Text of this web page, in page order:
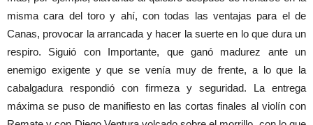
misma cara del toro y ahí, con todas las ventajas para el de
Canas, provocar la arrancada y hacer la suerte en lo que dura un
respiro. Siguió con Importante, que ganó madurez ante un
enemigo exigente y que se venía muy de frente, a lo que la
cabalgadura respondió con firmeza y seguridad. La entrega
máxima se puso de manifiesto en las cortas finales al violín con